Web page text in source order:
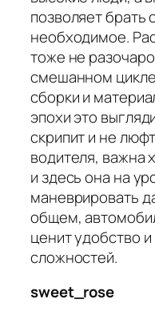
позволяет брать
необходимое.
тоже не
смешанном
сборки и
эпохи это
скрипит и не
водителя, важна
и здесь она на
маневрировать
общем,
ценит удобство
сложностей.
sweet_rose